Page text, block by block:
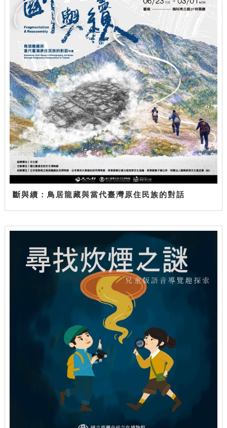
斷與續：鳥居龍藏與當代臺灣原住民族的對話